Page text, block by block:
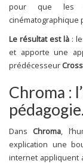
pour que les
cinématographique
Le résultat est là :
et apporte une
prédécesseur
Chroma :
pédagogie.
Dans Chroma,
explication une
internet appliquent